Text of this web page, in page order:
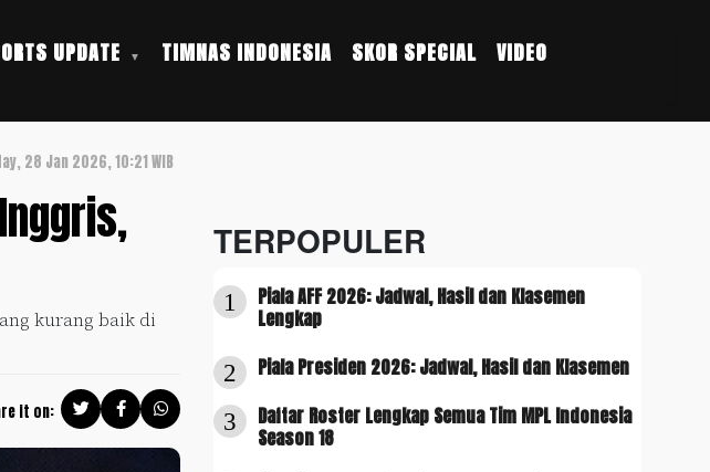
UPDATE TIMNAS INDONESIA SKOR SPECIAL VIDEO
28 Jan 2026, 10:21 WIB
kurang baik di
it on:
TERPOPULER
1
Piala AFF 2026: Jadwal, Hasil dan Klasemen
Lengkap
2 Piala Presiden 2026: Jadwal, Hasil dan Klasemen
3
Daftar Roster Lengkap Semua Tim MPL Indonesia
Season 18